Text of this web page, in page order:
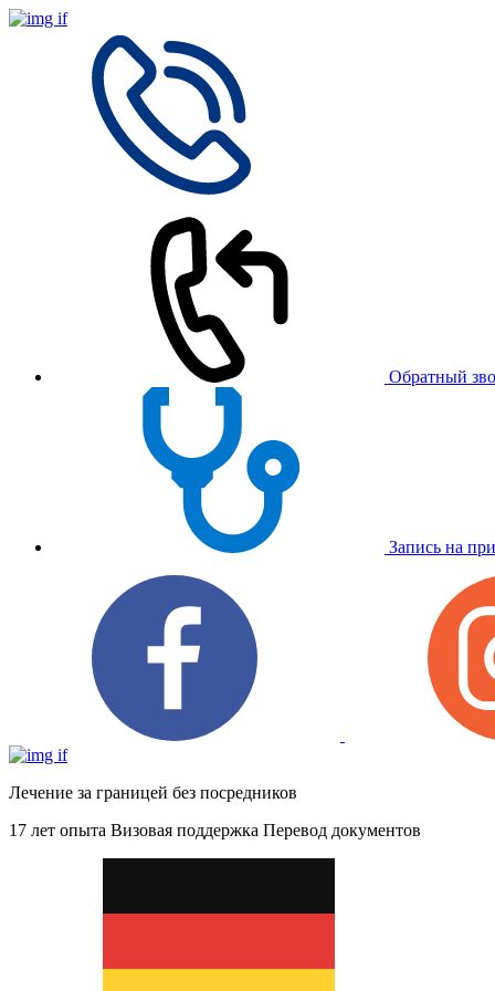
Обратный
Запись на
Лечение за границей без посредников
17 лет опыта Визовая поддержка Перевод документов